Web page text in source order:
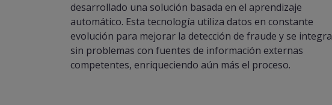
desarrollado una solución basada en el aprendizaje
automático. Esta tecnología utiliza datos en constante
evolución para mejorar la detección de fraude y se integra
sin problemas con fuentes de información externas
competentes, enriqueciendo aún más el proceso.